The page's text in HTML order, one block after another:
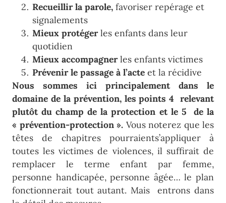
Recueillir la parole, favoriser repérage et
signalements
Mieux protégerles enfants dans leur
quotidien
Mieux accompagnerles enfants victimes
Prévenir le passage à l’acte et la récidive
Nous sommes ici principalement dans le
domaine de la prévention, les points 4 relevant
plutôt du champ de la protection et le 5 de la
« prévention-protection ». Vous noterez que les
têtes de chapitres pourraients’appliquer à
toutes les victimes de violences, il suffirait de
remplacer le terme enfant par femme,
personne handicapée, personne âgée… le plan
fonctionnerait tout autant. Mais entrons dans